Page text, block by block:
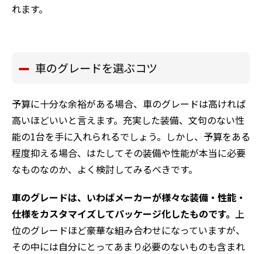
れます。
車のグレードを選ぶコツ
予算に十分な余裕がある場合、車のグレードは高ければ
高いほどいいと言えます。充実した装備、文句のない性
能の1台を手に入れられるでしょう。しかし、予算をある
程度抑える場合、はたしてその装備や性能が本当に必要
なものなのか、よく検討してみるべきです。
車のグレードは、いわばメーカーが様々な装備・性能・
仕様をカスタマイズしてパッケージ化したものです。
上
位のグレードほど豪華な組み合わせになっていますが、
その中には自分にとってあまり必要のないものも含まれ